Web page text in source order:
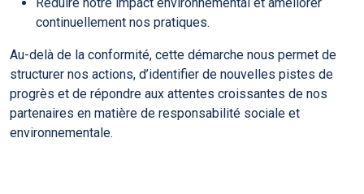
Réduire notre impact environnemental et améliorer
continuellement nos pratiques.
Au-delà de la conformité, cette démarche nous permet de
structurer nos actions, d’identifier de nouvelles pistes de
progrès et de répondre aux attentes croissantes de nos
partenaires en matière de responsabilité sociale et
environnementale.